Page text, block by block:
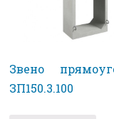
Звено
ЗП150.3.100